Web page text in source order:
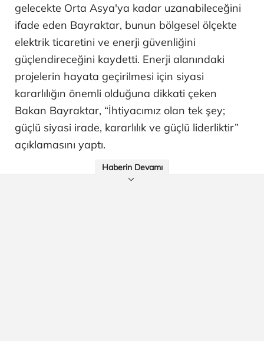
gelecekte Orta Asya'ya kadar uzanabileceğini
ifade eden Bayraktar, bunun bölgesel ölçekte
elektrik ticaretini ve enerji güvenliğini
güçlendireceğini kaydetti. Enerji alanındaki
projelerin hayata geçirilmesi için siyasi
kararlılığın önemli olduğuna dikkati çeken
Bakan Bayraktar, “İhtiyacımız olan tek şey;
güçlü siyasi irade, kararlılık ve güçlü liderliktir”
açıklamasını yaptı.
Haberin Devamı